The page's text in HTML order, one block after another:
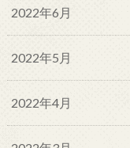
2022年6月
2022年5月
2022年4月